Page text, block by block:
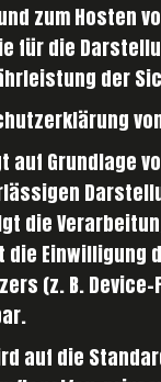
zum Hosten
für die
der
Grundlage
die
die
(z. B.
auf die